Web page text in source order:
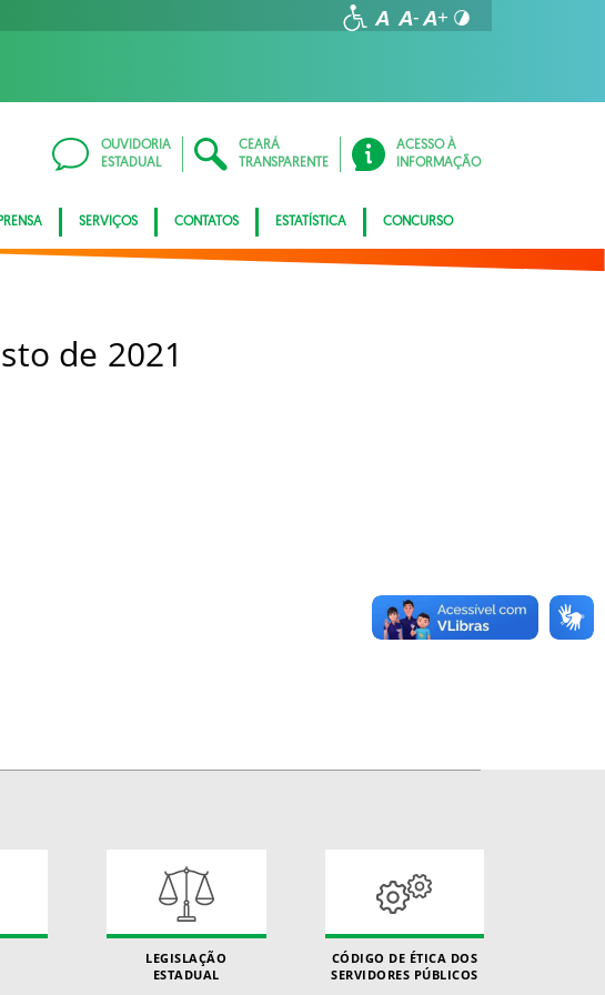
OUVIDORIA
ESTADUAL
CEARÁ
TRANSPARENTE
ACESSO À
INFORMAÇÃO
SERVIÇOS CONTATOS ESTATÍSTICA CONCURSO
de 2021
LEGISLAÇÃO
ESTADUAL
CÓDIGO DE ÉTICA DOS
SERVIDORES PÚBLICOS